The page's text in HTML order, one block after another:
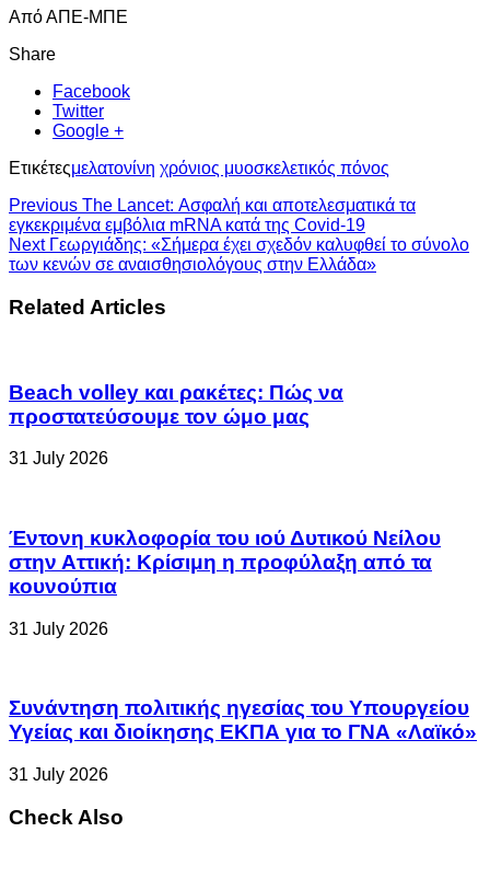
Από ΑΠΕ-ΜΠΕ
Share
Facebook
Twitter
Google +
Ετικέτεςμελατονίνη χρόνιος μυοσκελετικός πόνος
Previous The Lancet: Ασφαλή και αποτελεσματικά τα
εγκεκριμένα εμβόλια mRNA κατά της Covid-19
NextΓεωργιάδης: «Σήμερα έχει σχεδόν καλυφθεί το σύνολο
των κενών σε αναισθησιολόγους στην Ελλάδα»
Related Articles
Beach volley και ρακέτες: Πώς να
προστατεύσουμε τον ώμο μας
31 July 2026
Έντονη κυκλοφορία του ιού Δυτικού Νείλου
στην Αττική: Κρίσιμη η προφύλαξη από τα
κουνούπια
31 July 2026
Συνάντηση πολιτικής ηγεσίας του Υπουργείου
Υγείας και διοίκησης ΕΚΠΑ για το ΓΝΑ «Λαϊκό»
31 July 2026
Check Also